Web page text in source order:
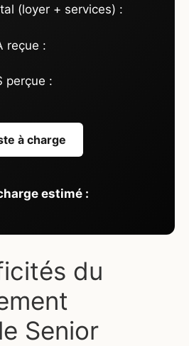
(loyer + services) :
reçue :
perçue :
à charge
estimé :
du
Senior